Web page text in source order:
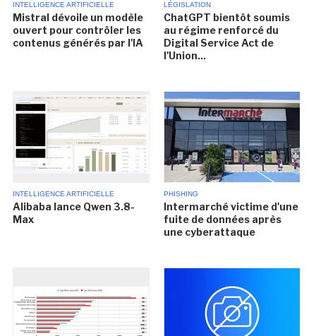
INTELLIGENCE ARTIFICIELLE
Mistral dévoile un modèle
ouvert pour contrôler les
contenus générés par l'IA
LÉGISLATION
ChatGPT bientôt soumis
au régime renforcé du
Digital Service Act de
l'Union...
INTELLIGENCE ARTIFICIELLE
Alibaba lance Qwen 3.8-
Max
PHISHING
Intermarché victime d'une
fuite de données après
une cyberattaque